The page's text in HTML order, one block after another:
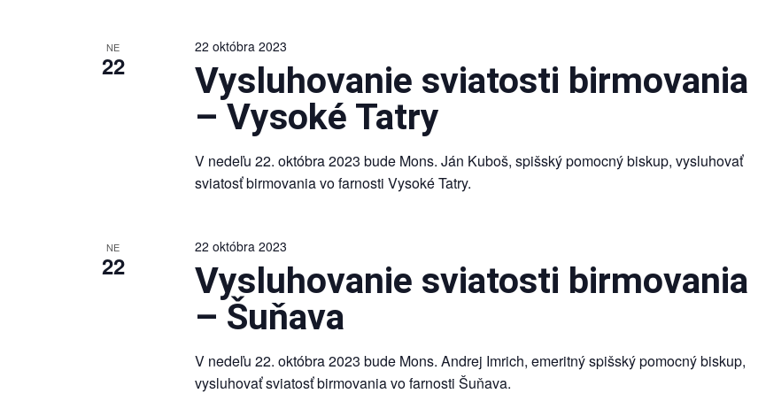
NE
22
22 októbra 2023
Vysluhovanie sviatosti birmovania
– Vysoké Tatry
V nedeľu 22. októbra 2023 bude Mons. Ján Kuboš, spišský pomocný biskup, vysluhovať
sviatosť birmovania vo farnosti Vysoké Tatry.
NE
22
22 októbra 2023
Vysluhovanie sviatosti birmovania
– Šuňava
V nedeľu 22. októbra 2023 bude Mons. Andrej Imrich, emeritný spišský pomocný biskup,
vysluhovať sviatosť birmovania vo farnosti Šuňava.